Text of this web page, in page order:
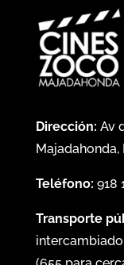
Dirección: Av
Teléfono: 918
Transporte